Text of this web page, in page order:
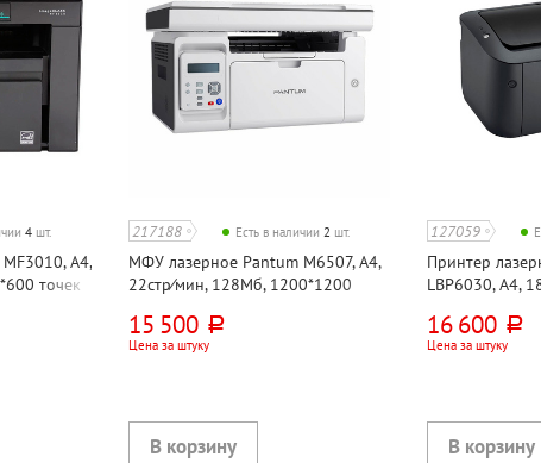
4 шт.
А4,
точек
217188 Есть в наличии2 шт.
МФУ лазерное Pantum M6507, А4,
22стр⁄мин, 128Мб, 1200*1200
15 500 руб.
Цена за штуку
127059
Принтер
LBP6030, А4,
2.0
16 600 руб.
Цена за штуку